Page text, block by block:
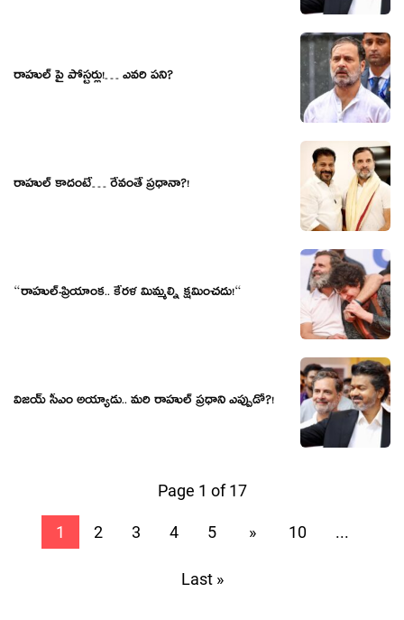
రాహుల్ పై పోస్టర్లు!… ఎవరి పని?
రాహుల్ కాదంటే… రేవంతే ప్ర‌ధానా?!
“రాహుల్-ప్రియాంక‌.. కేర‌ళ మిమ్మ‌ల్ని క్ష‌మించ‌దు!“
విజ‌య్ సీఎం అయ్యాడు.. మ‌రి రాహుల్ ప్ర‌ధాని ఎప్పుడో?!
Page 1 of 17
1 2 3 4 5 » 10 ...
Last »